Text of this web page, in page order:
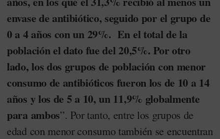
envase de antibiótico, seguido por el grupo de
0 a 4 años con un 29%. En el total de la
población el dato fue del 20,5%. Por otro
lado, los dos grupos de población con menor
consumo de antibióticos fueron los de 10 a 14
años y los de 5 a 10, un 11,9% globalmente
para ambos”. Por tanto, entre los grupos de
edad con menor consumo también se encuentran